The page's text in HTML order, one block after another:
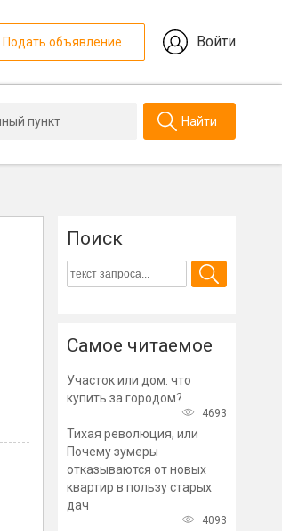
Подать объявление Войти
Найти
Поиск
Самое читаемое
Участок или дом: что
купить за городом?
4693
Тихая революция, или
Почему зумеры
отказываются от новых
квартир в пользу старых
дач
4093